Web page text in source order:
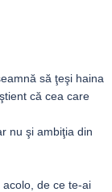
să ţeşi haina
că cea care
nu şi ambiţia din
de ce te-ai